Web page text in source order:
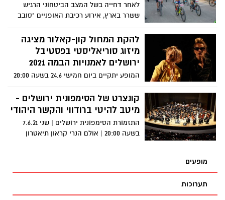
לאחר דחייה בשל המצב הביטחוני הרגיש
ששרר בארץ, אירוע רכיבת האופניים "סובב
נביעות ירושלים 2021" יתקיים זו השנה
השביעית בירושלים במועד חדש - היום
(שישי), ה-04.06.21 החל מהשעה 06:15 בבוקר
להקת המחול קון-קאלור מציגה
מיזוג סוריאליסטי בפסטיבל
ירושלים לאמנויות הבמה 2021
המופע יתקיים ביום חמישי 24.6 בשעה 20:00
בערב, ברחוב הפרסא 4, במחול שלם, ירושלים
קונצרט של הסימפונית ירושלים -
מיטב להיטי ברודווי והקשר היהודי
התזמורת הסימפונית ירושלים | שני 7.6.21
בשעה 20:00 | אולם הנרי קראון תיאטרון
מופעים
תערוכות